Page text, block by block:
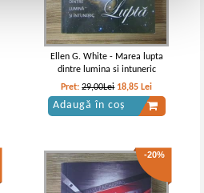
Ellen G. White - Marea lupta
dintre lumina si intuneric
Pret:29,00Lei 18,85 Lei
Adaugă în coș
-20%